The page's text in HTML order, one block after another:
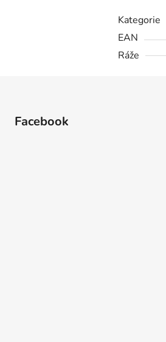
Kategorie
EAN
Ráže
Facebook